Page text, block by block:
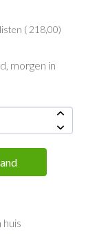
( 218,00)
morgen in
huis